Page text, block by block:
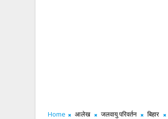
Home आलेख जलवायु परिवर्तन बिहार